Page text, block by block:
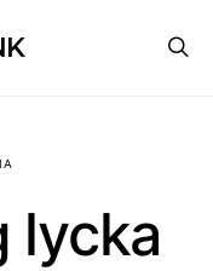
lycka